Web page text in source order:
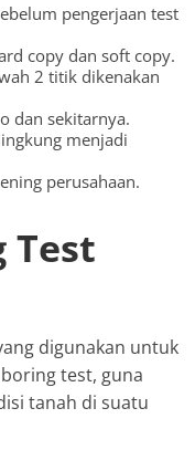
pengerjaan test
copy dan soft copy.
2 titik dikenakan
dan sekitarnya.
menjadi
perusahaan.
Test
digunakan untuk
test, guna
tanah di suatu